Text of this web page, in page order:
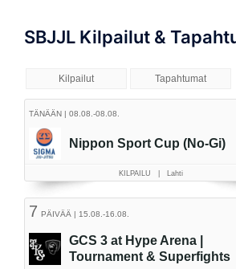
SBJJL Kilpailut &